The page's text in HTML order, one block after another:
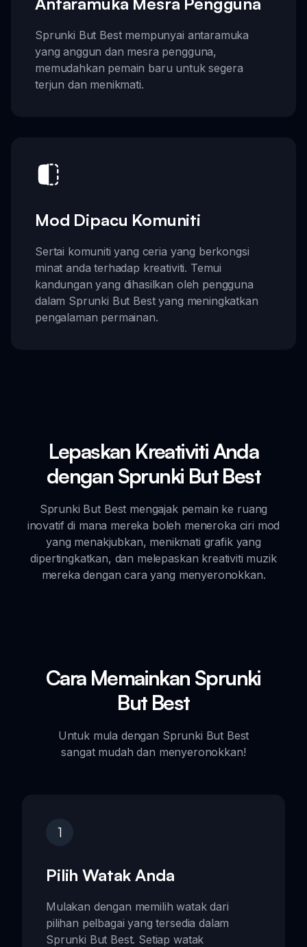
Sprunki But Best mempunyai antaramuka
yang anggun dan mesra pengguna,
memudahkan pemain baru untuk segera
terjun dan menikmati.
Mod Dipacu Komuniti
Sertai komuniti yang ceria yang berkongsi
minat anda terhadap kreativiti. Temui
kandungan yang dihasilkan oleh pengguna
dalam Sprunki But Best yang meningkatkan
pengalaman permainan.
Lepaskan Kreativiti Anda
dengan Sprunki But Best
Sprunki But Best mengajak pemain ke ruang
inovatif di mana mereka boleh meneroka ciri mod
yang menakjubkan, menikmati grafik yang
dipertingkatkan, dan melepaskan kreativiti muzik
mereka dengan cara yang menyeronokkan.
Cara Memainkan Sprunki
But Best
Untuk mula dengan Sprunki But Best
sangat mudah dan menyeronokkan!
1
Pilih Watak Anda
Mulakan dengan memilih watak dari
pilihan pelbagai yang tersedia dalam
Sprunki But Best. Setiap watak